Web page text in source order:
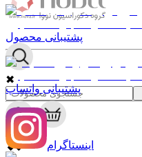
✖
0
✖
پشتیبانی محصول
پشتیبانی واتساپ
اینستاگرام